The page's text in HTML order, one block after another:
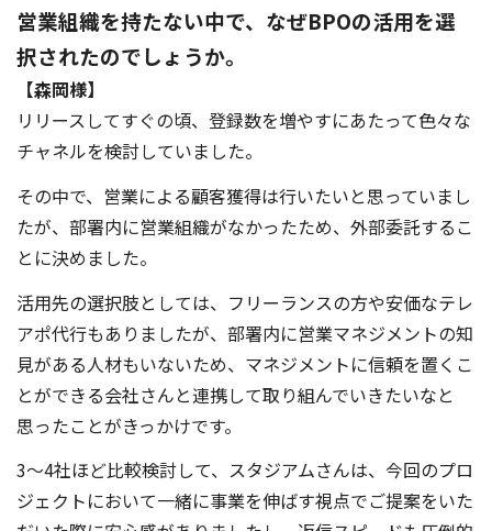
営業組織を持たない中で、なぜBPOの活用を選
択されたのでしょうか。
【森岡様】
リリースしてすぐの頃、登録数を増やすにあたって色々な
チャネルを検討していました。
その中で、営業による顧客獲得は行いたいと思っていまし
たが、部署内に営業組織がなかったため、外部委託するこ
とに決めました。
活用先の選択肢としては、フリーランスの方や安価なテレ
アポ代行もありましたが、部署内に営業マネジメントの知
見がある人材もいないため、マネジメントに信頼を置くこ
とができる会社さんと連携して取り組んでいきたいなと
思ったことがきっかけです。
3〜4社ほど比較検討して、スタジアムさんは、今回のプロ
ジェクトにおいて一緒に事業を伸ばす視点でご提案をいた